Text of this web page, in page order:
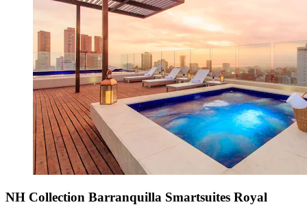
NH Collection Barranquilla Smartsuites Royal